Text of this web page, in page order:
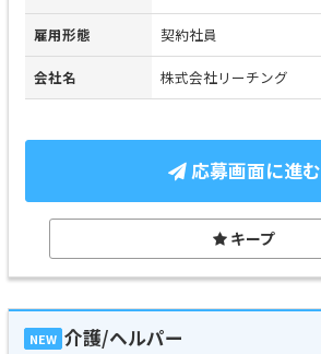
雇用形態 契約社員
会社名 株式会社リーチング
応募画面に進む
キープ
NEW 介護/ヘルパー